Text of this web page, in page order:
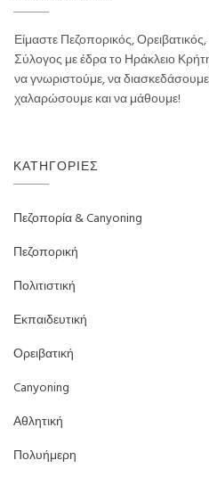
Είμαστε Πεζοπορικός,
Σύλογος με έδρα το Ηράκλειο
να γνωριστούμε, να
χαλαρώσουμε και να μάθουμε!
ΚΑΤΗΓΟΡΊΕΣ
Πεζοπορία & Canyoning
Πεζοπορική
Πολιτιστική
Εκπαιδευτική
Ορειβατική
Canyoning
Αθλητική
Πολυήμερη